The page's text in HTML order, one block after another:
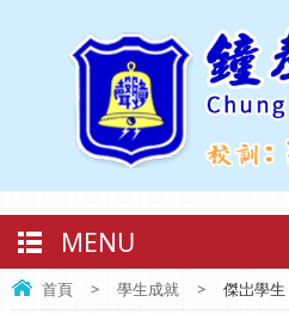
MENU
首頁 > 學生成就 > 傑岀學生